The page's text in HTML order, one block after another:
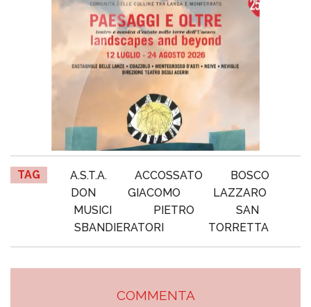
TAG A.S.T.A. ACCOSSATO
BOSCO
DON
GIACOMO
LAZZARO
MUSICI
PIETRO
SAN
SBANDIERATORI
TORRETTA
COMMENTA